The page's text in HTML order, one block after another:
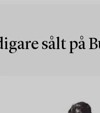
sålt på